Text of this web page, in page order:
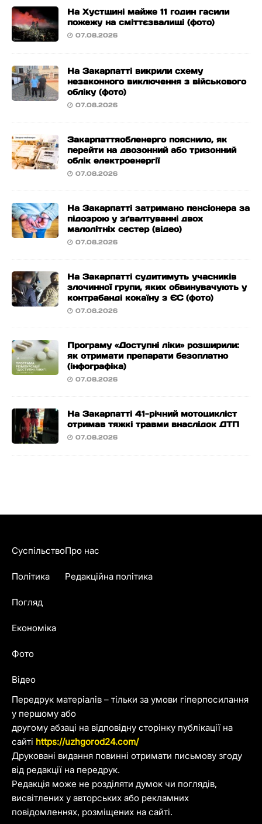
На Хустщині майже 11 годин гасили
пожежу на сміттєзвалищі (фото)
07.08.2026
На Закарпатті викрили схему
незаконного виключення з військового
обліку (фото)
07.08.2026
Закарпаттяобленерго пояснило, як
перейти на двозонний або тризонний
облік електроенергії
07.08.2026
На Закарпатті затримано пенсіонера за
підозрою у зґвалтуванні двох
малолітніх сестер (відео)
07.08.2026
На Закарпатті судитимуть учасників
злочинної групи, яких обвинувачують у
контрабанді кокаїну з ЄС (фото)
07.08.2026
Програму «Доступні ліки» розширили:
як отримати препарати безоплатно
(інфографіка)
07.08.2026
На Закарпатті 41-річний мотоцикліст
отримав тяжкі травми внаслідок ДТП
07.08.2026
Передрук матеріалів – тільки за умови гіперпосилання
у першому або
другому абзаці на відповідну сторінку публікації на
сайті https://uzhgorod24.com/
Друковані видання повинні отримати письмову згоду
від редакції на передрук.
Редакція може не розділяти думок чи поглядів,
висвітлених у авторських або рекламних
повідомленнях, розміщених на сайті.
Суспільство
Політика
Погляд
Економіка
Фото
Відео
Про нас
Редакційна політика